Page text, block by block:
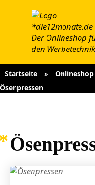
Startseite »
Ösenpressen